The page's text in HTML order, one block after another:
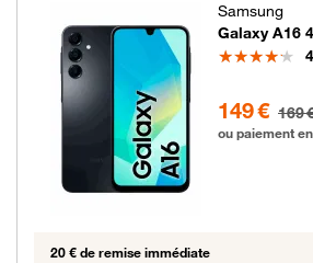
Samsung
Galaxy A16
149 € 169
ou paiement
20 € de remise immédiate